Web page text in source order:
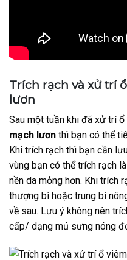
Trích rạch và xử trí
lươn
Sau một tuần khi đã xử trí
mạch lươn thì bạn có thể
Khi trích rạch thì bạn cần
vùng bạn có thể trích rạch
nền da mỏng hơn. Khi trích
thượng bì hoặc trung bì
về sau. Lưu ý không nên
cấp/ dạng mủ sưng nóng